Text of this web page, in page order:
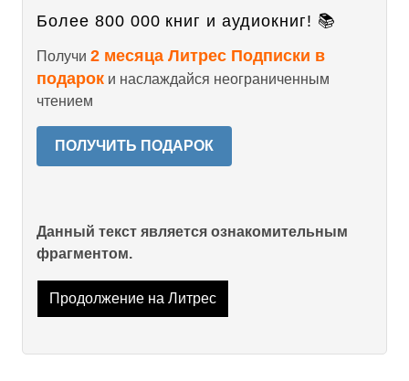
Более 800 000 книг и аудиокниг! 📚
Получи 2 месяца Литрес Подписки в
подарок и наслаждайся неограниченным
чтением
ПОЛУЧИТЬ ПОДАРОК
Данный текст является ознакомительным
фрагментом.
Продолжение на Литрес